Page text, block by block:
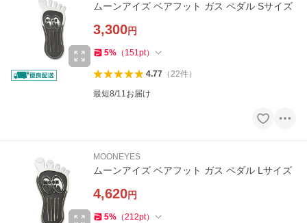
ムーンアイズ ベアフット ガス ペダル Sサイズ
3,300円
5% （ 151pt）
4.77（22件）
最短8/11お届け
MOONEYES
ムーンアイズ ベアフット ガス ペダル Lサイズ
4,620円
5% （212pt）